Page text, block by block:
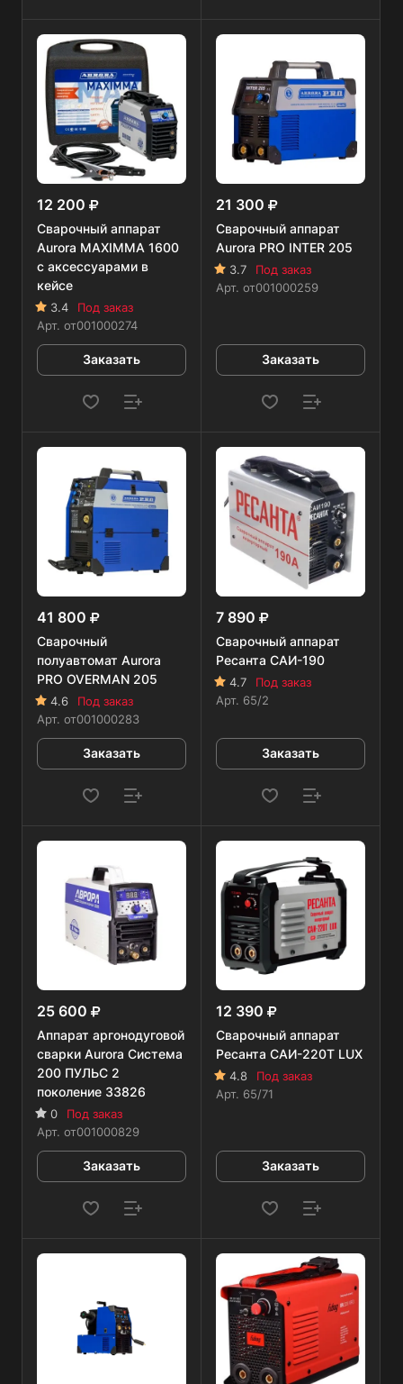
12 200
Сварочный аппарат
Aurora MAXIMMA 1600
с аксессуарами в
кейсе
3.4
Под заказ
Арт. от001000274
Заказать
21 300
Сварочный аппарат
Aurora PRO INTER 205
3.7
Под заказ
Арт. от001000259
Заказать
41 800
Сварочный
полуавтомат Aurora
PRO OVERMAN 205
4.6
Под заказ
Арт. от001000283
Заказать
7 890
Сварочный аппарат
Ресанта САИ-190
4.7
Под заказ
Арт. 65/2
Заказать
25 600
Аппарат аргонодуговой
сварки Aurora Система
200 ПУЛЬС 2
поколение 33826
0
Под заказ
Арт. от001000829
Заказать
12 390
Сварочный аппарат
Ресанта САИ-220Т LUX
4.8
Под заказ
Арт. 65/71
Заказать